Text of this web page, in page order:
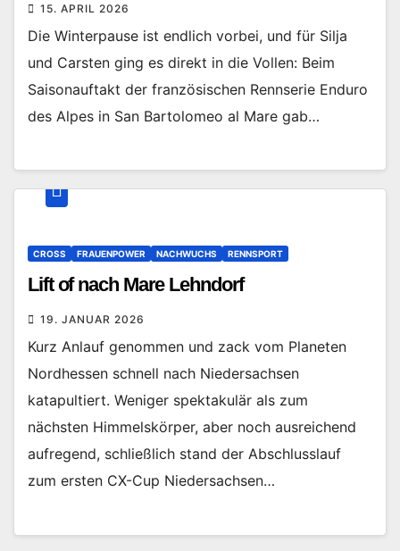
15. APRIL 2026
Die Winterpause ist endlich vorbei, und für Silja
und Carsten ging es direkt in die Vollen: Beim
Saisonauftakt der französischen Rennserie Enduro
des Alpes in San Bartolomeo al Mare gab…
CROSS FRAUENPOWER NACHWUCHS RENNSPORT
Lift of nach Mare Lehndorf
19. JANUAR 2026
Kurz Anlauf genommen und zack vom Planeten
Nordhessen schnell nach Niedersachsen
katapultiert. Weniger spektakulär als zum
nächsten Himmelskörper, aber noch ausreichend
aufregend, schließlich stand der Abschlusslauf
zum ersten CX-Cup Niedersachsen…